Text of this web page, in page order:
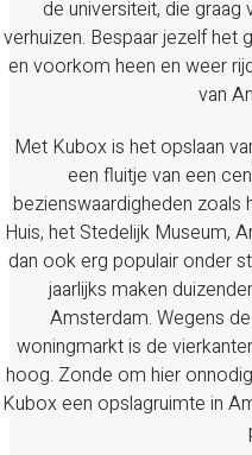
de universiteit, die graag
verhuizen. Bespaar jezelf het
en voorkom heen en weer
van
Met Kubox is het opslaan
een fluitje van een
bezienswaardigheden zoals
Huis, het Stedelijk Museum,
dan ook erg populair onder
jaarlijks maken
Amsterdam. Wegens
woningmarkt is de
hoog. Zonde om hier
Kubox een opslagruimte in